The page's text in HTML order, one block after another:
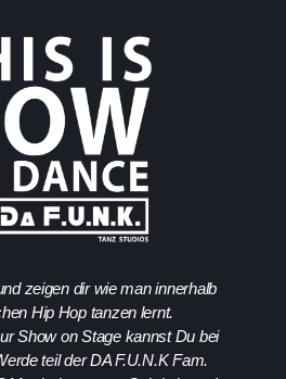
zeigen dir wie man innerhalb
Hip Hop tanzen lernt.
Show on Stage kannst Du bei
teil der DA F.U.N.K Fam.